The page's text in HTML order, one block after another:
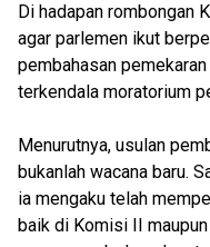
Di hadapan rombongan
agar parlemen ikut
pembahasan
terkendala moratorium
Menurutnya, usulan
bukanlah wacana baru.
ia mengaku telah
baik di Komisi II